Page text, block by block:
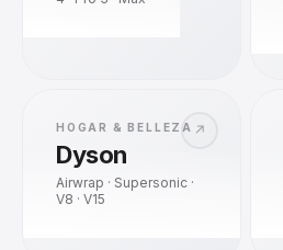
↗
HOGAR & BELLEZA
Dyson
Airwrap · Supersonic ·
V8 · V15